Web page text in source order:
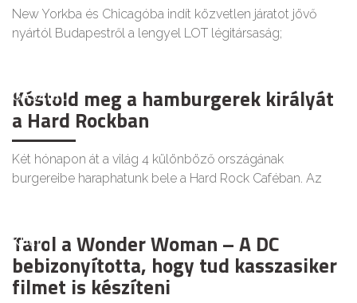
New Yorkba és Chicagóba indít közvetlen járatot jövő
nyártól Budapestről a lengyel LOT légitársaság;
GASZTRO
Kóstold meg a hamburgerek királyát
a Hard Rockban
Két hónapon át a világ 4 különböző országának
burgereibe haraphatunk bele a Hard Rock Caféban. Az
KULT
Tarol a Wonder Woman – A DC
bebizonyította, hogy tud kasszasiker
filmet is készíteni